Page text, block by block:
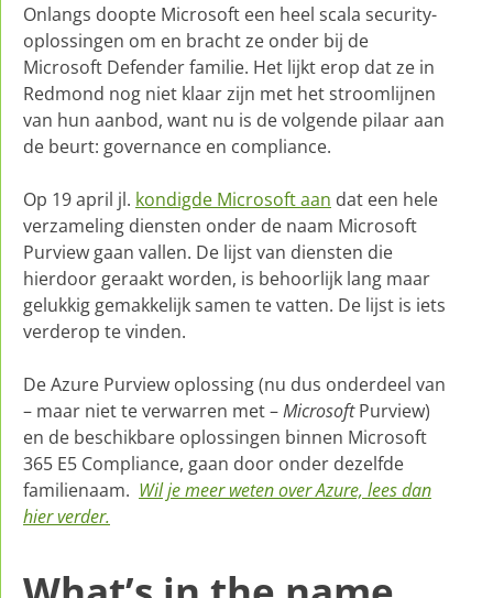
Onlangs doopte Microsoft een heel scala security-
oplossingen om en bracht ze onder bij de
Microsoft Defender familie. Het lijkt erop dat ze in
Redmond nog niet klaar zijn met het stroomlijnen
van hun aanbod, want nu is de volgende pilaar aan
de beurt: governance en compliance.
Op 19 april jl. kondigde Microsoft aan dat een hele
verzameling diensten onder de naam Microsoft
Purview gaan vallen. De lijst van diensten die
hierdoor geraakt worden, is behoorlijk lang maar
gelukkig gemakkelijk samen te vatten. De lijst is iets
verderop te vinden.
De Azure Purview oplossing (nu dus onderdeel van
– maar niet te verwarren met –MicrosoftPurview)
en de beschikbare oplossingen binnen Microsoft
365 E5 Compliance, gaan door onder dezelfde
familienaam. Wil je meer weten over Azure, lees dan
hier verder.